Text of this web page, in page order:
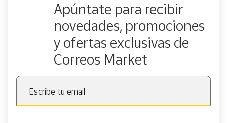
Apúntate para recibir
novedades, promociones
y ofertas exclusivas de
Correos Market
Escribe tu email